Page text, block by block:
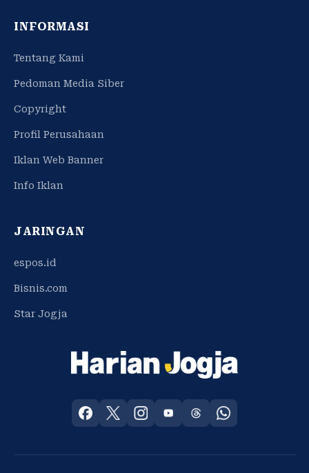
INFORMASI
Tentang Kami
Pedoman Media Siber
Copyright
Profil Perusahaan
Iklan Web Banner
Info Iklan
JARINGAN
espos.id
Bisnis.com
Star Jogja